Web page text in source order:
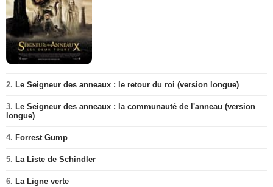
2. Le Seigneur des anneaux : le retour du roi (version longue)
3. Le Seigneur des anneaux : la communauté de l'anneau (version
longue)
4. Forrest Gump
5. La Liste de Schindler
6. La Ligne verte